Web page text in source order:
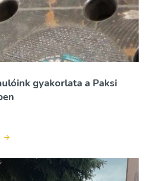
gyakorlata a Paksi